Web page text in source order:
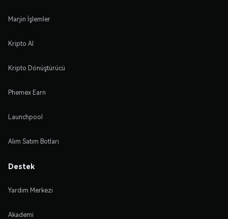
Marjin İşlemler
Kripto Al
Kripto Dönüştürücü
Phemex Earn
Launchpool
Alım Satım Botları
Destek
Yardım Merkezi
Akademi